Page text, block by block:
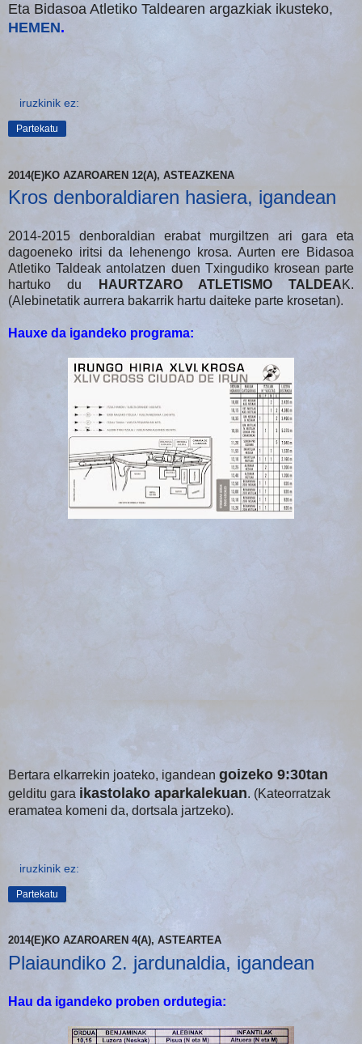
Eta Bidasoa Atletiko Taldearen argazkiak ikusteko,
HEMEN.
iruzkinik ez:
Partekatu
2014(E)KO AZAROAREN 12(A), ASTEAZKENA
Kros denboraldiaren hasiera, igandean
2014-2015 denboraldian erabat murgiltzen ari gara eta
dagoeneko iritsi da lehenengo krosa. Aurten ere Bidasoa
Atletiko Taldeak antolatzen duen Txingudiko krosean parte
hartuko du
HAURTZARO ATLETISMO TALDEAK.
(Alebinetatik aurrera bakarrik hartu daiteke parte krosetan).
Hauxe da igandeko programa:
Bertara elkarrekin joateko, igandean goizeko 9:30tan
gelditu gara ikastolako aparkalekuan. (Kateorratzak
eramatea komeni da, dortsala jartzeko).
iruzkinik ez:
Partekatu
2014(E)KO AZAROAREN 4(A), ASTEARTEA
Plaiaundiko 2. jardunaldia, igandean
Hau da igandeko proben ordutegia: